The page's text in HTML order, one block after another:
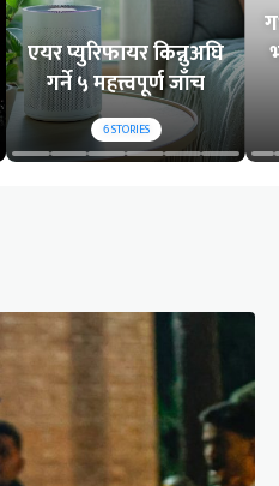
एयर प्युरिफायर किन्नुअघि
गर्ने ५ महत्त्वपूर्ण जाँच
6STORIES